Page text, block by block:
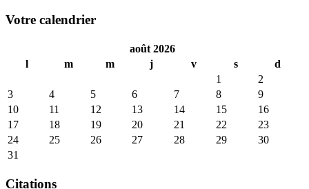
Votre calendrier
août 2026
l
m m j v s
d
1
2
3
4 5 6 7 8
9
10
11 12 13 14 15
16
17
18 19 20 21 22
23
24
25 26 27 28 29
30
31
Citations